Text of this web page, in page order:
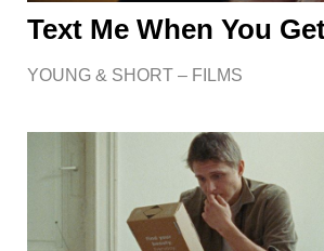
Text Me When You
YOUNG & SHORT – FILMS